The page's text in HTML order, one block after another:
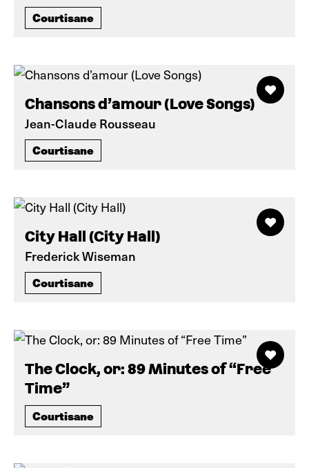
Courtisane
Chansons d’amour (Love Songs)
Jean-Claude Rousseau
Courtisane
City Hall (City Hall)
Frederick Wiseman
Courtisane
The Clock, or: 89 Minutes of “Free
Time”
Courtisane